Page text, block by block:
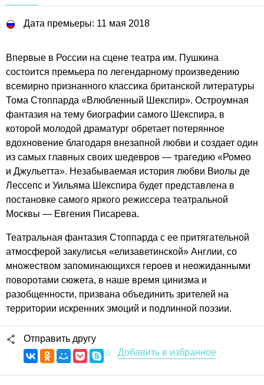
Дата премьеры: 11 мая 2018
Впервые в России на сцене театра им. Пушкина
состоится премьера по легендарному произведению
всемирно признанного классика британской литературы
Тома Стоппарда «Влюбленный Шекспир». Остроумная
фантазия на тему биографии самого Шекспира, в
которой молодой драматург обретает потерянное
вдохновение благодаря внезапной любви и создает один
из самых главных своих шедевров — трагедию «Ромео
и Джульетта». Незабываемая история любви Виолы де
Лессепс и Уильяма Шекспира будет представлена в
постановке самого яркого режиссера театральной
Москвы — Евгения Писарева.
Театральная фантазия Стоппарда с ее притягательной
атмосферой закулисья «елизаветинской» Англии, со
множеством запоминающихся героев и неожиданными
поворотами сюжета, в наше время цинизма и
разобщенности, призвана объединить зрителей на
территории искренних эмоций и подлинной поэзии.
Отправить другу